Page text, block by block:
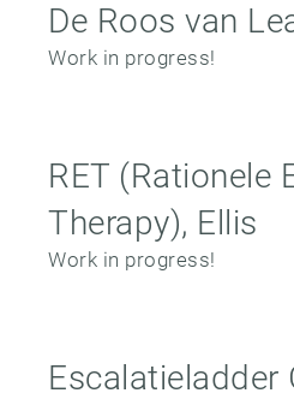
De Roos van
Work in progress!
RET (Rationele
Therapy), Ellis
Work in progress!
Escalatieladder